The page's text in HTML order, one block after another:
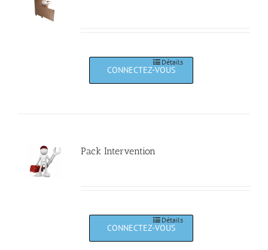
Détails
Pack Intervention
Détails